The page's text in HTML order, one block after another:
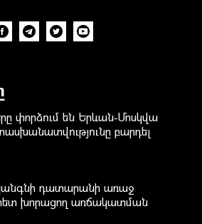
փորձում են Երևան-Մոսկվա
բարդել
դատարանի առաջ
հետ խորացող առճակատման